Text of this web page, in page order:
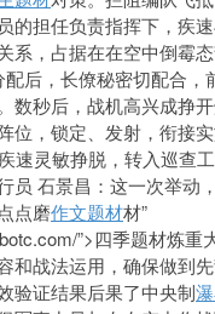
的担任负责指挥下，疾
系，占据在在空中倒霉
后，长僚秘密切配合，
数秒后，战机高兴成挣
位，锁定、发射，衔接
速灵敏挣脱，转入巡查
员 石景昌：这一次举动
点磨作文题材材”
”>四季题材炼重
和战法运用，确保做到
验证结果后果了中央制